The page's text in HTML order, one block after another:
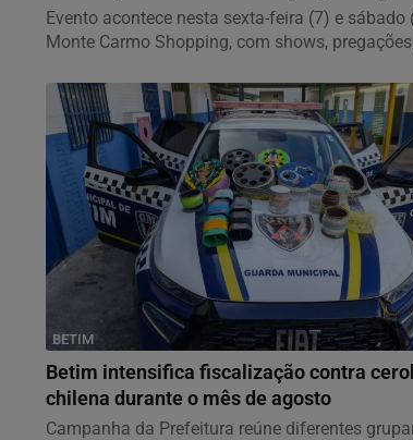
Evento acontece nesta sexta-feira (7) e sábado
Monte Carmo Shopping, com shows,
BETIM
Betim intensifica fiscalização contra
chilena durante o mês de agosto
Campanha da Prefeitura reúne diferentes